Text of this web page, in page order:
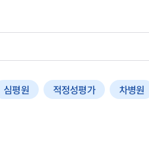
심평원 적정성평가 차병원